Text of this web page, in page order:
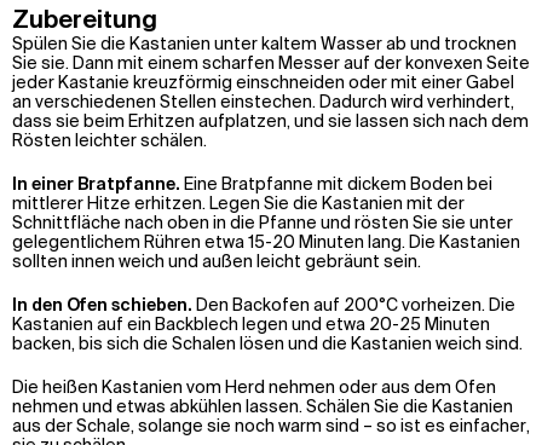
Zubereitung
Spülen Sie die Kastanien unter kaltem Wasser ab und trocknen
Sie sie. Dann mit einem scharfen Messer auf der konvexen Seite
jeder Kastanie kreuzförmig einschneiden oder mit einer Gabel
an verschiedenen Stellen einstechen. Dadurch wird verhindert,
dass sie beim Erhitzen aufplatzen, und sie lassen sich nach dem
Rösten leichter schälen.
In einer Bratpfanne. Eine Bratpfanne mit dickem Boden bei
mittlerer Hitze erhitzen. Legen Sie die Kastanien mit der
Schnittfläche nach oben in die Pfanne und rösten Sie sie unter
gelegentlichem Rühren etwa 15-20 Minuten lang. Die Kastanien
sollten innen weich und außen leicht gebräunt sein.
In den Ofen schieben. Den Backofen auf 200°C vorheizen. Die
Kastanien auf ein Backblech legen und etwa 20-25 Minuten
backen, bis sich die Schalen lösen und die Kastanien weich sind.
Die heißen Kastanien vom Herd nehmen oder aus dem Ofen
nehmen und etwas abkühlen lassen. Schälen Sie die Kastanien
aus der Schale, solange sie noch warm sind – so ist es einfacher,